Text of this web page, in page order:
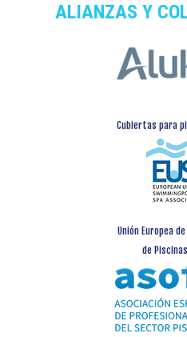
ALIANZAS Y
Cubiertas para
Unión Europea
de